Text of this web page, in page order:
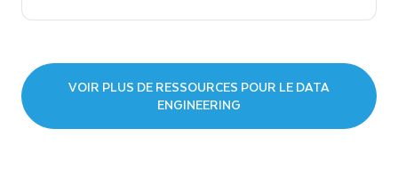
VOIR PLUS DE RESSOURCES POUR LE DATA
ENGINEERING